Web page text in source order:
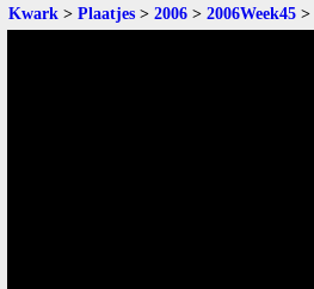
Kwark > Plaatjes > 2006 > 2006Week45 >